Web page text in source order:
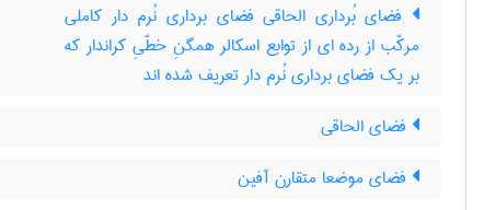
فضای بُرداری الحاقی فضای برداری نُرم دار کاملی
مرکّب از رده ای از توابع اسکالر همگنِ خطّیِ کراندار که
بر یک فضای برداری نُرم دار تعریف شده اند
فضای الحاقی
فضای موضعا متقارن آفین